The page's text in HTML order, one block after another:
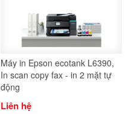
Máy in Epson ecotank L6390,
In scan copy fax - in 2 mặt tự
động
Liên hệ